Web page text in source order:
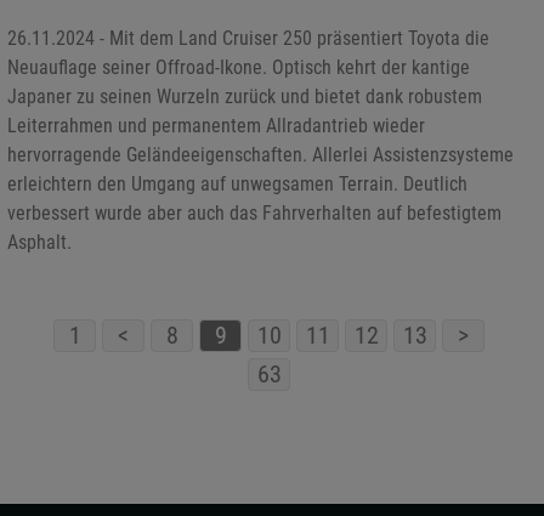
26.11.2024 - Mit dem Land Cruiser 250 präsentiert Toyota die
Neuauflage seiner Offroad-Ikone. Optisch kehrt der kantige
Japaner zu seinen Wurzeln zurück und bietet dank robustem
Leiterrahmen und permanentem Allradantrieb wieder
hervorragende Geländeeigenschaften. Allerlei Assistenzsysteme
erleichtern den Umgang auf unwegsamen Terrain. Deutlich
verbessert wurde aber auch das Fahrverhalten auf befestigtem
Asphalt.
1 < 8 9 10 11 12 13
>
63